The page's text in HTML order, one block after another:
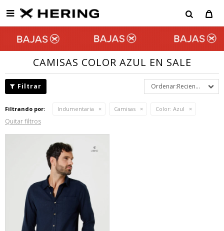

CAMISAS COLOR AZUL EN SALE
Recientes
Filtrando por: Indumentaria Camisas Color: Azul
Quitar filtros